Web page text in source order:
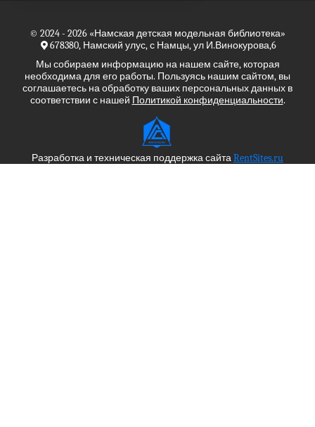
© 2024 - 2026 «Намская детская модельная библиотека»
678380, Намский улус, с Намцы, ул И.Винокурова,6
Мы собираем информацию на нашем сайте, которая
необходима для его работы. Пользуясь нашим сайтом, вы
соглашаетесь на обработку ваших персональных данных в
соответствии с нашей Политикой конфиденциальности.
Разработка и техническая поддержка сайтаRentSites.ru